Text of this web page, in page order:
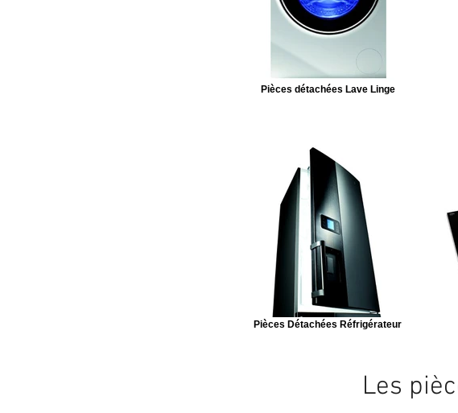
Pièces détachées Lave Linge
Pièces Détachées Réfrigérateur
Les